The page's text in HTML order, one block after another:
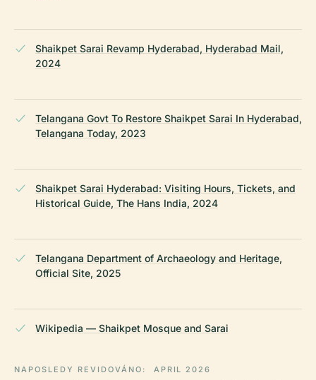
Shaikpet Sarai Revamp Hyderabad, Hyderabad Mail,
2024
Telangana Govt To Restore Shaikpet Sarai In Hyderabad,
Telangana Today, 2023
Shaikpet Sarai Hyderabad: Visiting Hours, Tickets, and
Historical Guide, The Hans India, 2024
Telangana Department of Archaeology and Heritage,
Official Site, 2025
Wikipedia — Shaikpet Mosque and Sarai
NAPOSLEDY REVIDOVÁNO: APRIL 2026